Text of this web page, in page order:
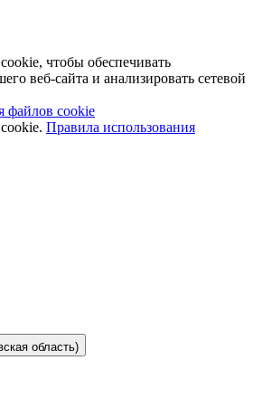
чтобы обеспечивать
веб-сайта и анализировать сетевой
файлов cookie
Правила использования
область)